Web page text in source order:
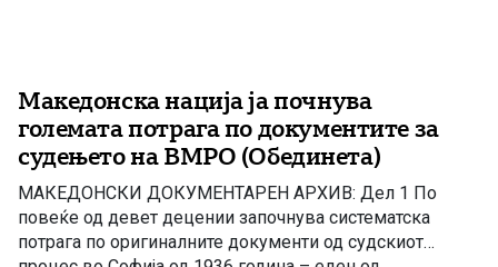
Македонска нација ја почнува
големата потрага по документите за
судењето на ВМРО (Обединета)
МАКЕДОНСКИ ДОКУМЕНТАРЕН АРХИВ: Дел 1 По
повеќе од девет децении започнува систематска
потрага по оригиналните документи од судскиот